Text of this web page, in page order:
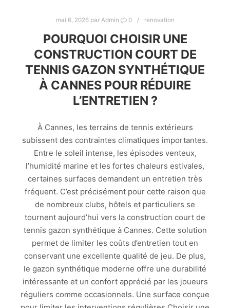
mai 6, 2026par Admin 0 renovation
POURQUOI CHOISIR UNE
CONSTRUCTION COURT DE
TENNIS GAZON SYNTHÉTIQUE
À CANNES POUR RÉDUIRE
L’ENTRETIEN ?
À Cannes, les terrains de tennis extérieurs
subissent des contraintes climatiques importantes.
Entre le soleil intense, les épisodes venteux,
l’humidité marine et les fortes chaleurs estivales,
certaines surfaces demandent un entretien très
fréquent. C’est précisément pour cette raison que
de nombreux clubs, hôtels et particuliers se
tournent aujourd’hui vers la construction court de
tennis gazon synthétique à Cannes. Cette solution
permet de limiter les coûts d’entretien tout en
conservant une excellente qualité de jeu. De plus,
le gazon synthétique moderne offre une durabilité
intéressante et un confort apprécié par les joueurs
réguliers comme occasionnels. Une surface conçue